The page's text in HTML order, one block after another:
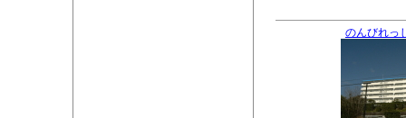
のんびれっ